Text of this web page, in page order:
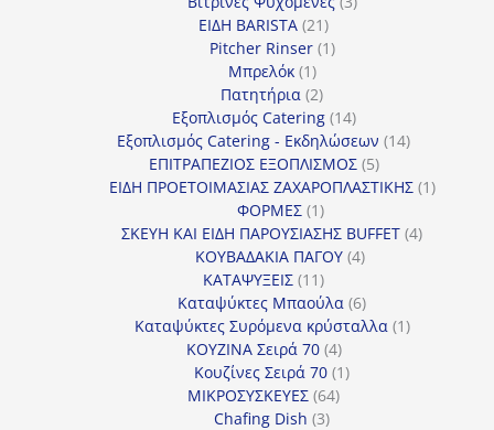
ΕΙΔΗ BARISTA 2121
προϊόντα
Pitcher Rinser 11
Μπρελόκ 11
προϊόν
Πατητήρια 22
προϊόντα
Εξοπλισμός Catering 1414
προϊόντα
Εξοπλισμός Catering - Εκδηλώσεων 1414
ΕΠΙΤΡΑΠΕΖΙΟΣ ΕΞΟΠΛΙΣΜΟΣ 55
προϊόντα
ΕΙΔΗ ΠΡΟΕΤΟΙΜΑΣΙΑΣ ΖΑΧΑΡΟΠΛΑΣΤΙΚΗΣ 11
ΦΟΡΜΕΣ 11
προϊόν
ΣΚΕΥΗ ΚΑΙ ΕΙΔΗ ΠΑΡΟΥΣΙΑΣΗΣ BUFFET 44
ΚΟΥΒΑΔΑΚΙΑ ΠΑΓΟΥ 44
ΚΑΤΑΨΥΞΕΙΣ 1111
προϊόντα
Καταψύκτες Μπαούλα 66
προϊόντα
Καταψύκτες Συρόμενα κρύσταλλα 11
ΚΟΥΖΙΝΑ Σειρά 70 44
προϊόντα
Κουζίνες Σειρά 70 11
ΜΙΚΡΟΣΥΣΚΕΥΕΣ 6464
Chafing Dish 33